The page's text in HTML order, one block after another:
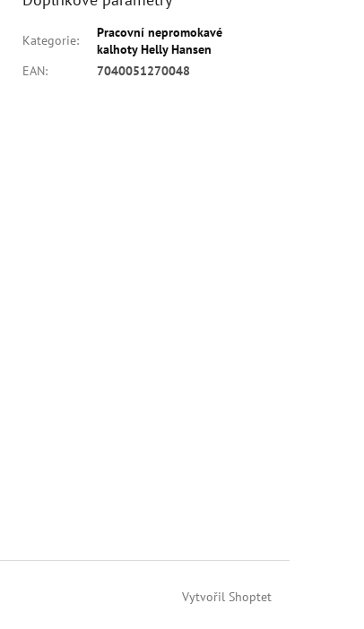
Kategorie:
Pracovní nepromokavé
kalhoty Helly Hansen
EAN: 7040051270048
Vytvořil Shoptet